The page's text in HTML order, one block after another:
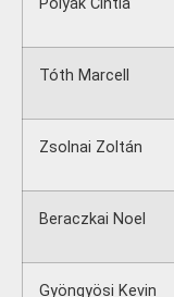
Polyák Cintia
Tóth Marcell
Zsolnai Zoltán
Beraczkai Noel
Gyöngyösi Kevin